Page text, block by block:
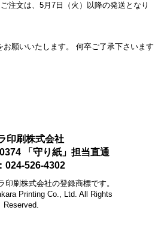
注文は、5月7日（火）以降の発送となり
願いいたします。 何卒ご了承下さいます
印刷株式会社
「守り紙」担当直通
024-526-4302
印刷株式会社の登録商標です。
Printing Co., Ltd. All Rights
Reserved.